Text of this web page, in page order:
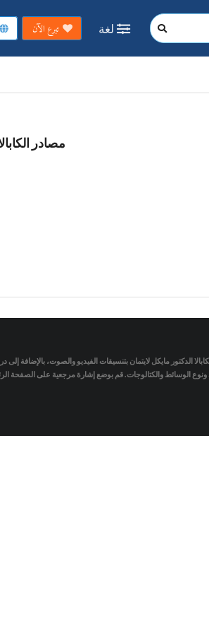
لغة تبرع الآن
مصادر
الدكتور مايكل لايتمان بتنسيقات الفيديو والصوت، بالإضافة إلى
الوسائط والكتالوجات. قم بوضع إشارة مرجعية على الصفحة